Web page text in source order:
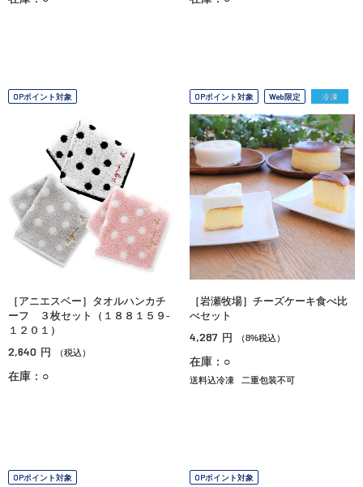
OPポイント対象
［アニエスベー］タオルハンカチ
ーフ ３枚セット（１８８１５９‐
１２０１）
2,640 円 （税込）
在庫：○
OPポイント対象 Web限定 冷凍
［岩瀬牧場］チーズケーキ食べ比
べセット
4,287 円 （8%税込）
在庫：○
送料込冷凍 二重包装不可
OPポイント対象 OPポイント対象